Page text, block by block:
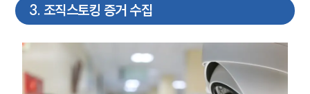
3. 조직스토킹 증거 수집